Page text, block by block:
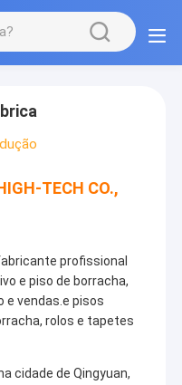
TECH CO.,
profissional
e piso de borracha,
e vendas.e pisos
rolos e tapetes
cidade de Qingyuan,